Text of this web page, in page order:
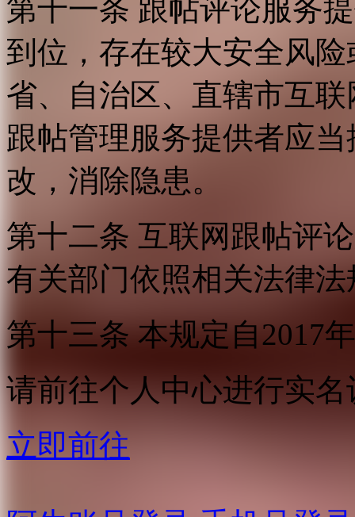
第十一条 跟帖评论服务
到位，存在较大安全风
省、自治区、直辖市互
跟帖管理服务提供者应
改，消除隐患。
第十二条 互联网跟帖评
有关部门依照相关法律
第十三条 本规定自2017
请前往个人中心进行实名
立即前往